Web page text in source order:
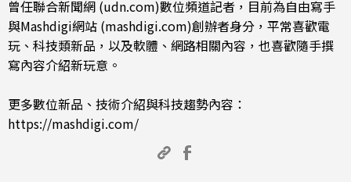
曾任聯合新聞網 (udn.com)數位頻道記者，目前為自由寫手
與Mashdigi網站 (mashdigi.com)創辦者身分，平常喜歡電
玩、科技類新品，以及軟體、網路相關內容，也喜歡隨手撰
寫內容介紹新玩意。
更多數位新品、技術介紹與科技趨勢內容：
https://mashdigi.com/